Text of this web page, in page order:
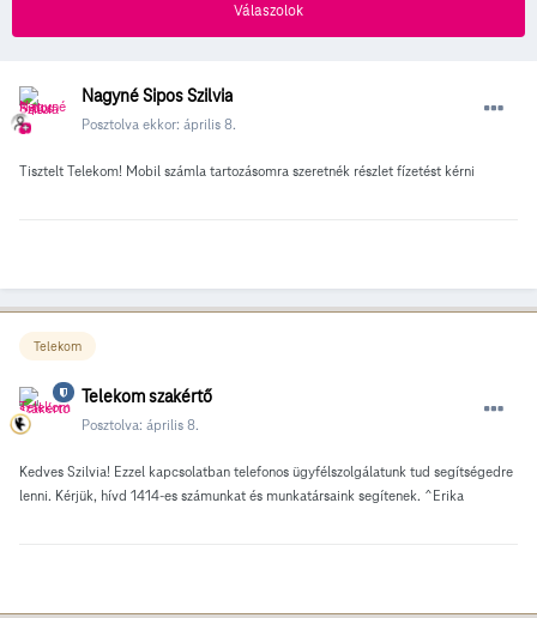
Válaszolok
Nagyné Sipos Szilvia
Posztolva ekkor: április 8.
Tisztelt Telekom! Mobil számla tartozásomra szeretnék részlet fízetést kérni
Telekom
Telekom szakértő
Posztolva: április 8.
Kedves Szilvia! Ezzel kapcsolatban telefonos ügyfélszolgálatunk tud segítségedre
lenni. Kérjük, hívd 1414-es számunkat és munkatársaink segítenek. ^Erika